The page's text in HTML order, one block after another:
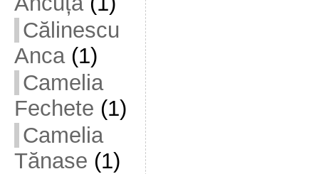
Călinescu
Anca(1)
Camelia
Fechete (1)
Camelia
Tănase (1)